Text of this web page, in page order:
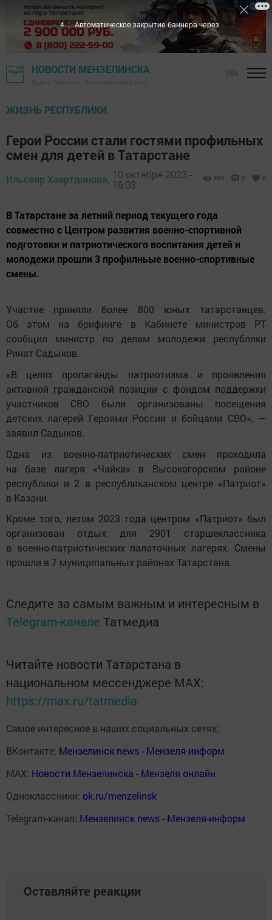
НОВОСТИ МЕНЗЕЛИНСКА
ЖИЗНЬ РЕСПУБЛИКИ
Герои России стали гостями профильных
смен для детей в Татарстане
Ильсеяр Хаертдинова, 10 октября 2023 -
16:03
585 0 0
В Татарстане за летний период текущего года
совместно с Центром развития военно-спортивной
подготовки и патриотического воспитания детей и
молодежи прошли 3 профилньые военно-спортивные
смены.
Участие приняли более 800 юных татарстанцев.
Об этом на брифинге в Кабинете министров РТ
сообщил министр по делам молодежи республики
Ринат Садыков.
«В целях пропаганды патриотизма и проявления
активной гражданской позиции с фондом поддержки
участников СВО были организованы посещения
детских лагерей Героями России и бойцами СВО», —
заявил Садыков.
Одна из военно-патриотических смен проходила
на базе лагеря «Чайка» в Высокогорском районе
республики и 2 в республиканском центре «Патриот»
в Казани.
Кроме того, летом 2023 года центром «Патриот» был
организован отдых для 2901 старшеклассника
в военно-патриотических палаточных лагерях. Смены
прошли в 7 муниципальных районах Татарстана.
Следите за самым важным и интересным в
Telegram-канале Татмедиа
Читайте новости Татарстана в
национальном мессенджере MАХ:
https://max.ru/tatmedia
Самое интересное в наших социальных сетях:
ВКонтакте: Мензелинск news - Мензеля-информ
MAX: Новости Мензелинска - Мензеля онлайн
Одноклассники: ok.ru/menzelinsk
Telegram-канал: Мензелинск news - Мензеля-информ
Оставляйте реакции
3 Автоматическое закрытие баннера через